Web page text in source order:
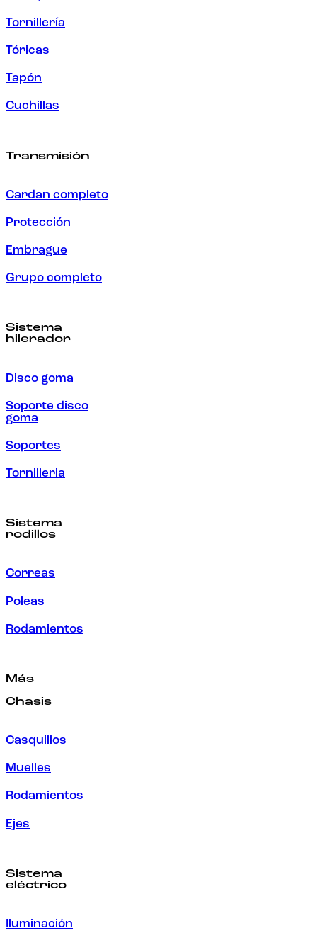
Tornillería
Tóricas
Tapón
Cuchillas
Transmisión
Cardan completo
Protección
Embrague
Grupo completo
Sistema
hilerador
Disco goma
Soporte disco
goma
Soportes
Tornilleria
Sistema
rodillos
Correas
Poleas
Rodamientos
Más
Chasis
Casquillos
Muelles
Rodamientos
Ejes
Sistema
eléctrico
Iluminación